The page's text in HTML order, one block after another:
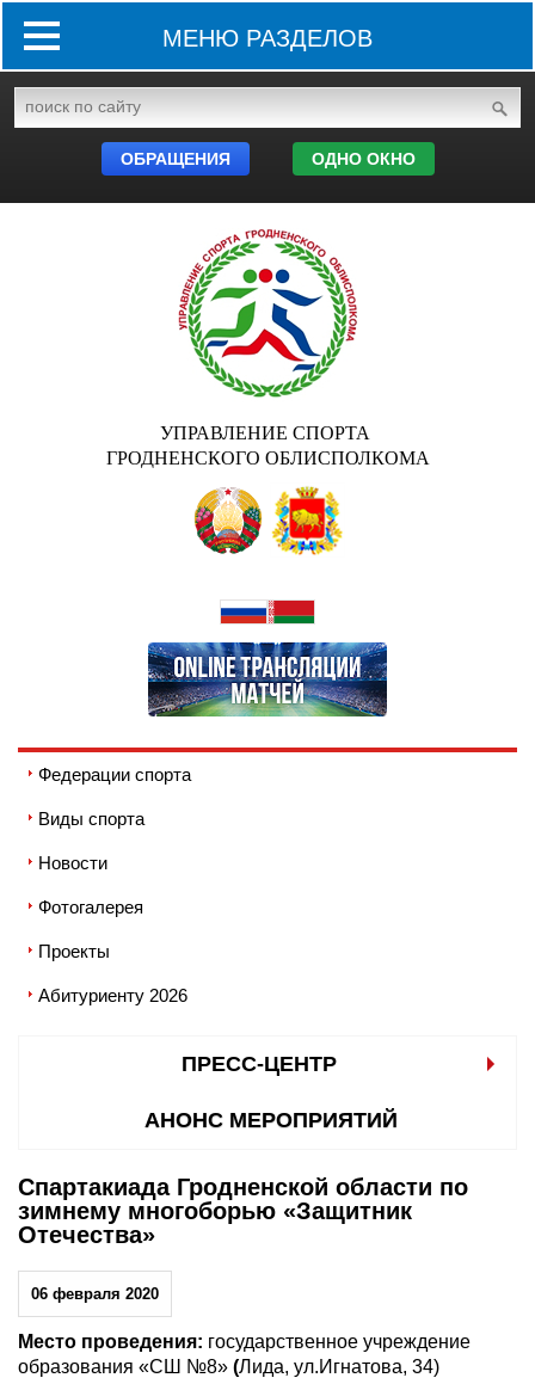
МЕНЮ РАЗДЕЛОВ
ОБРАЩЕНИЯ ОДНО ОКНО
УПРАВЛЕНИЕ СПОРТА
ГРОДНЕНСКОГО ОБЛИСПОЛКОМА
Федерации спорта
Виды спорта
Новости
Фотогалерея
Проекты
Абитуриенту 2026
ПРЕСС-ЦЕНТР
АНОНС МЕРОПРИЯТИЙ
Спартакиада Гродненской области по
зимнему многоборью «Защитник
Отечества»
06 февраля 2020
Место проведения: государственное учреждение
образования «СШ №8» (Лида, ул.Игнатова, 34)